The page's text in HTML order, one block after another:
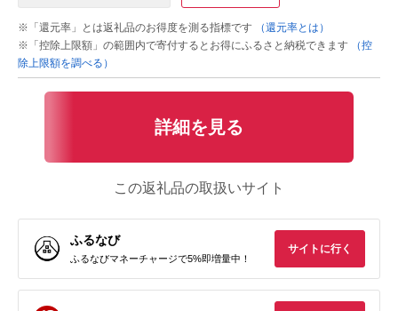
※「還元率」とは返礼品のお得度を測る指標です
（還元率とは）
※「控除上限額」の範囲内で寄付するとお得にふるさと納税できます
（控
除上限額を調べる）
詳細を見る
この返礼品の取扱いサイト
ふるなび
ふるなびマネーチャージで5%即増量中！
サイトに行く